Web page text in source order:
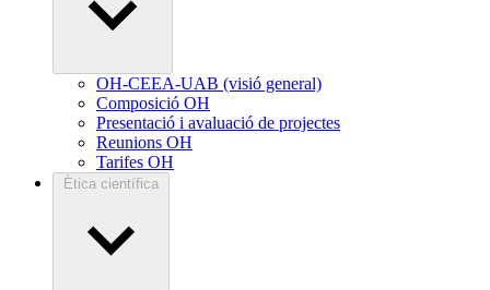
OH-CEEA-UAB (visió general)
Composició OH
Presentació i avaluació de projectes
Reunions OH
Tarifes OH
Ètica científica